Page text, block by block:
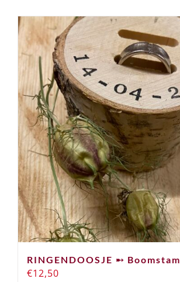
RINGENDOOSJE ➸ Boomstam
€12,50